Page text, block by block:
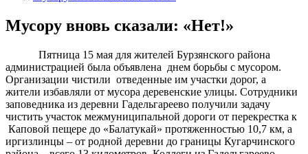
Мусору вновь сказали: «Нет!»
Пятница 15 мая для жителей Бурзянского района
администрацией была объявлена днем борьбы с мусором.
Организации чистили отведенные им участки дорог, а
жители избавляли от мусора деревенские улицы. Сотрудники
заповедника из деревни Гадельгареево получили задачу
чистить участок межмуниципальной дороги от перекрестка к
Каповой пещере до «Балатукай» протяженностью 10,7 км, а
иргизлинцы – от родной деревни до границы Кугарчинского